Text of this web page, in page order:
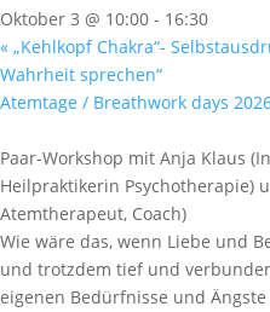
Oktober 3 @ 10:00 - 16:30
« „Kehlkopf Chakra“-
Wahrheit sprechen“
Atemtage / Breathwork days
Paar-Workshop mit Anja Klaus
Heilpraktikerin Psychotherapie)
Atemtherapeut, Coach)
Wie wäre das, wenn Liebe und
und trotzdem tief und
eigenen Bedürfnisse und